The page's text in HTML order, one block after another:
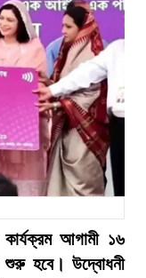
কার্যক্রম আগামী ১৬
শুরু হবে। উদ্বোধনী